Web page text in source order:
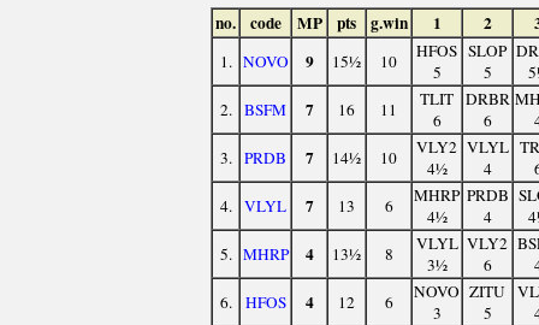
no. code MP pts g.win 1 2
1. NOVO 9 15½ 10
HFOS
5
SLOP
5
2. BSFM 7 16 11
TLIT
6
DRBR
6
3. PRDB 7 14½ 10
VLY2
4½
VLYL
4
4. VLYL 7 13 6
MHRP
4½
PRDB
4
5. MHRP 4 13½ 8
VLYL
3½
VLY2
6
6.
HFOS 4 12 6
NOVO
3
ZITU
5